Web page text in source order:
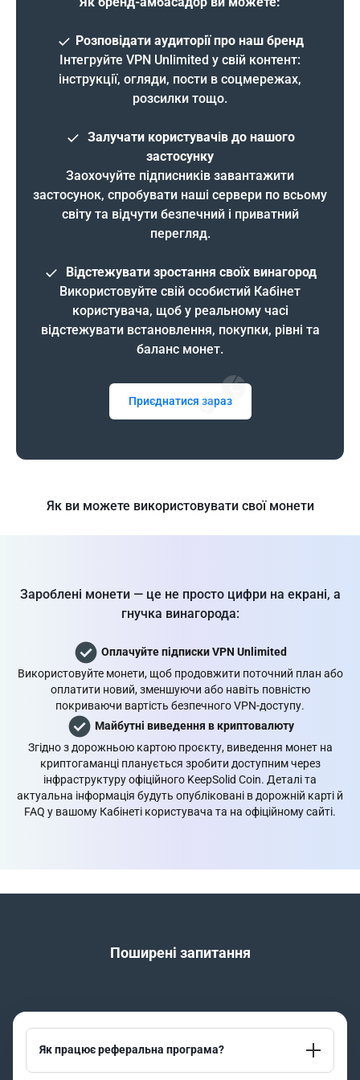
Розповідати аудиторії про наш бренд
Інтегруйте VPN Unlimited у свій контент:
інструкції, огляди, пости в соцмережах,
розсилки тощо.
Залучати користувачів до нашого
застосунку
Заохочуйте підписників завантажити
застосунок, спробувати наші сервери по всьому
світу та відчути безпечний і приватний
перегляд.
Відстежувати зростання своїх винагород
Використовуйте свій особистий Кабінет
користувача, щоб у реальному часі
відстежувати встановлення, покупки, рівні та
баланс монет.
Приєднатися зараз
Як ви можете використовувати свої монети
Зароблені монети — це не просто цифри на екрані, а
гнучка винагорода:
Оплачуйте підписки VPN Unlimited
Використовуйте монети, щоб продовжити поточний план або
оплатити новий, зменшуючи або навіть повністю
покриваючи вартість безпечного VPN-доступу.
Майбутні виведення в криптовалюту
Згідно з дорожньою картою проєкту, виведення монет на
криптогаманці планується зробити доступним через
інфраструктуруофіційного KeepSolid Coin. Деталі та
актуальна інформація будуть опубліковані в дорожній карті й
FAQ у вашому Кабінеті користувача та на офіційному сайті.
Поширені запитання
Як працює реферальна програма?